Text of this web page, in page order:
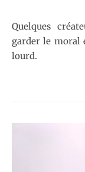
Quelques créateurs de contenus, qui permettent de
garder le moral
lourd.